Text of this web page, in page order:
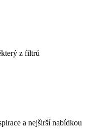
z filtrů
a nejširší nabídkou